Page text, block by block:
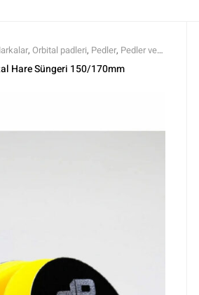
, Orbital padleri, Pedler, Pedler ve
Parlatma,Tüm Ürünler,Tüm Ürünler
Hare Süngeri 150/170mm